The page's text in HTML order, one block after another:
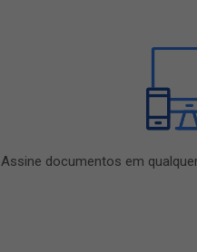
Assine documentos em